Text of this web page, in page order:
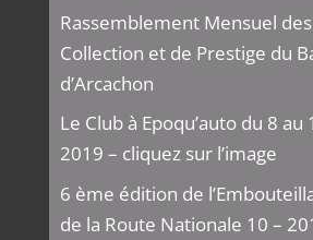
Rassemblement Mensuel
Collection et de Prestige du
d’Arcachon
Le Club à Epoqu’auto du 8
2019 – cliquez sur l’image
6 ème édition de
de la Route Nationale 10 –